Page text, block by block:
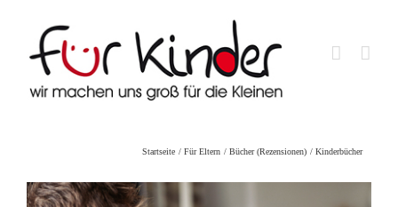
content
Startseite Für Eltern Bücher (Rezensionen) Kinderbücher